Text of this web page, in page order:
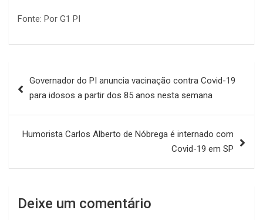
Fonte: Por G1 PI
de
Governador do PI anuncia vacinação contra Covid-19
para idosos a partir dos 85 anos nesta semana
Humorista Carlos Alberto de Nóbrega é internado com
Covid-19 em SP
Deixe um comentário